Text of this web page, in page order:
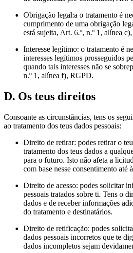
Obrigação legal:a o tratamento é
cumprimento de uma obrigação
está sujeita, Art. 6.º, n.º 1, alínea
Interesse legítimo: o tratamento é
interesses legítimos prosseguidos
quando tais interesses não se
n.º 1, alínea f), RGPD.
D. Os teus direitos
Consoante as circunstâncias, tens os
ao tratamento dos teus dados pessoais:
Direito de retirar: podes retirar o
tratamento dos teus dados a
para o futuro. Isto não afeta a
com base nesse consentimento até
Direito de acesso: podes solicitar
pessoais tratados sobre ti. Tens o
dados e de receber informações
do tratamento e destinatários.
Direito de retificação: podes
dados pessoais incorretos que te
dados incompletos sejam